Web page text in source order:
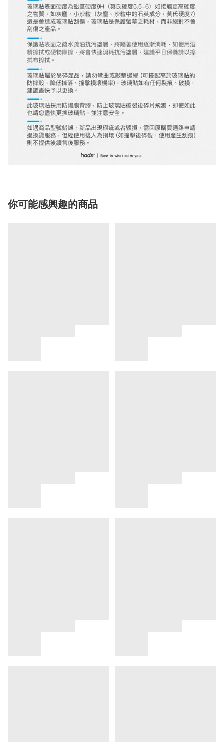
你可能感興趣的商品